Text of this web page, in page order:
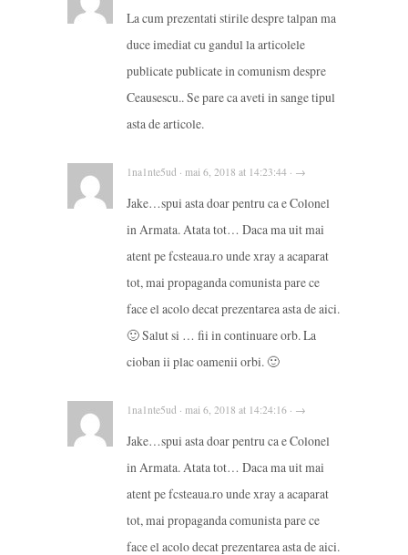
La cum prezentati stirile despre talpan ma
duce imediat cu gandul la articolele
publicate publicate in comunism despre
Ceausescu.. Se pare ca aveti in sange tipul
asta de articole.
1na1nte5ud · mai 6, 2018 at 14:23:44 · →
Jake…spui asta doar pentru ca e Colonel
in Armata. Atata tot… Daca ma uit mai
atent pe fcsteaua.ro unde xray a acaparat
tot, mai propaganda comunista pare ce
face el acolo decat prezentarea asta de aici.
🙂 Salut si … fii in continuare orb. La
cioban ii plac oamenii orbi. 🙂
1na1nte5ud · mai 6, 2018 at 14:24:16 · →
Jake…spui asta doar pentru ca e Colonel
in Armata. Atata tot… Daca ma uit mai
atent pe fcsteaua.ro unde xray a acaparat
tot, mai propaganda comunista pare ce
face el acolo decat prezentarea asta de aici.